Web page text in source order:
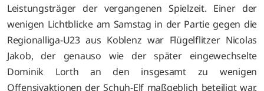
Leistungsträger der vergangenen Spielzeit. Einer der
wenigen Lichtblicke am Samstag in der Partie gegen die
Regionalliga-U23 aus Koblenz war Flügelflitzer Nicolas
Jakob, der genauso wie der später eingewechselte
Dominik Lorth an den insgesamt zu wenigen
Offensivaktionen der Schuh-Elf maßgeblich beteiligt war.